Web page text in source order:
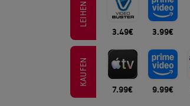
LEIHEN
3.49€ 3.99€
KAUFEN
7.99€ 9.99€